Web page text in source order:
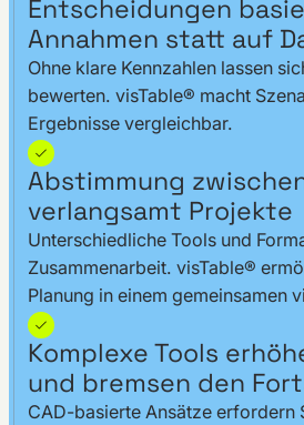
Entscheidungen
Annahmen statt auf
Ohne klare Kennzahlen lassen
bewerten. visTable® macht
Ergebnisse vergleichbar.
Abstimmung
verlangsamt Projekte
Unterschiedliche Tools und
Zusammenarbeit. visTable®
Planung in einem gemeinsamen
Komplexe Tools
und bremsen den
CAD-basierte Ansätze erfordern